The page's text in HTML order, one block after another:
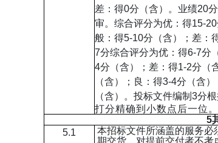
差：得0分（含）。业绩20
审。综合评分为优：得15-
般：得5-10分（含）；差：
7分综合评分为优：得6-7分
4分（含）；差：得1-2分（
（含）；良：得3-4分（含
（含）。投标文件编制3分
打分精确到小数点后一位。
5
5.1
本招标文件所涵盖的服务必
期交货。对提前交付者不考